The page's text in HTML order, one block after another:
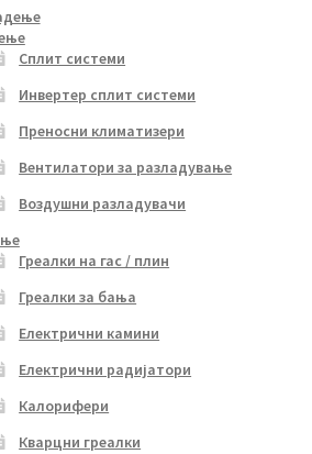
Сплит системи
Инвертер сплит системи
Преносни климатизери
Вентилатори за разладување
Воздушни разладувачи
Греалки на гас / плин
Греалки за бања
Електрични камини
Електрични радијатори
Калорифери
Кварцни греалки